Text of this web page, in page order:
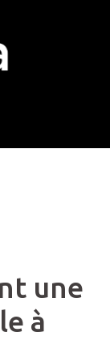
une
à